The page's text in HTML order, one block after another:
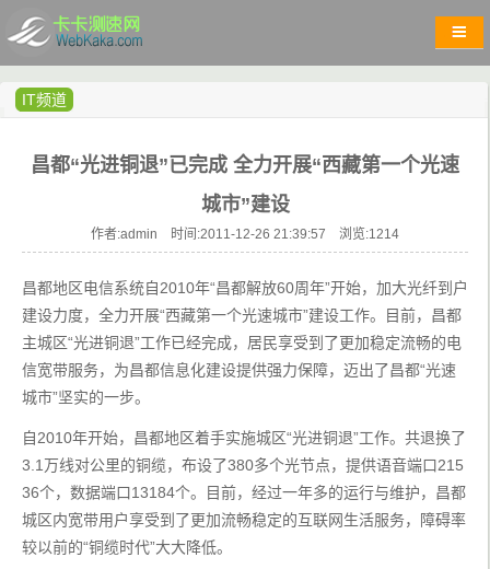
IT频道
昌都“光进铜退”已完成 全力开展“西藏第一个光速
城市”建设
作者:admin 时间:2011-12-26 21:39:57 浏览:1214
昌都地区电信系统自2010年“昌都解放60周年”开始，加大光纤到户
建设力度，全力开展“西藏第一个光速城市”建设工作。目前，昌都
主城区“光进铜退”工作已经完成，居民享受到了更加稳定流畅的电
信宽带服务，为昌都信息化建设提供强力保障，迈出了昌都“光速
城市”坚实的一步。
自2010年开始，昌都地区着手实施城区“光进铜退”工作。共退换了
3.1万线对公里的铜缆，布设了380多个光节点，提供语音端口215
36个，数据端口13184个。目前，经过一年多的运行与维护，昌都
城区内宽带用户享受到了更加流畅稳定的互联网生活服务，障碍率
较以前的“铜缆时代”大大降低。